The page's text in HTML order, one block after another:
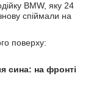
BMW, яку 24
спіймали на
поверху:
сина: на фронті